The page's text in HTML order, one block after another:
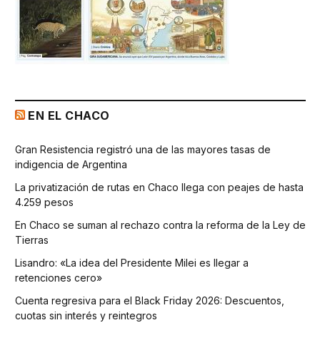
EN EL CHACO
Gran Resistencia registró una de las mayores tasas de
indigencia de Argentina
La privatización de rutas en Chaco llega con peajes de hasta
4.259 pesos
En Chaco se suman al rechazo contra la reforma de la Ley de
Tierras
Lisandro: «La idea del Presidente Milei es llegar a
retenciones cero»
Cuenta regresiva para el Black Friday 2026: Descuentos,
cuotas sin interés y reintegros